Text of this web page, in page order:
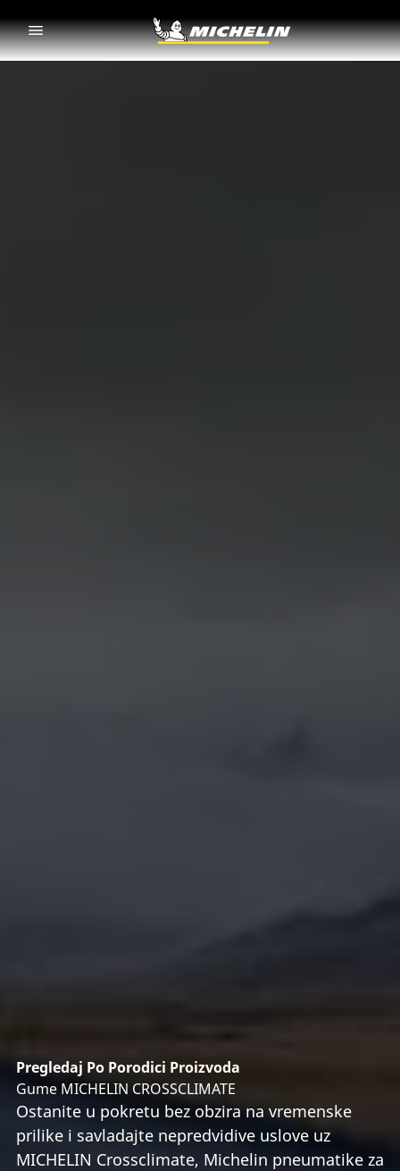
Pregledaj Po Porodici Proizvoda
Gume MICHELIN CROSSCLIMATE
Ostanite u pokretu bez obzira na vremenske
prilike i savladajte nepredvidive uslove uz
MICHELIN Crossclimate, Michelin pneumatike za